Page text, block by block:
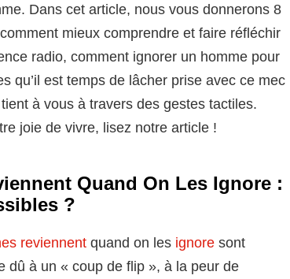
Dans cet article, nous vous donnerons 8
mieux comprendre et faire réfléchir
radio, comment ignorer un homme pour
qu’il est temps de lâcher prise avec ce mec
à vous à travers des gestes tactiles.
joie de vivre, lisez notre article !
Quand On Les Ignore :
?
reviennent quand on les ignore sont
dû à un « coup de flip », à la peur de